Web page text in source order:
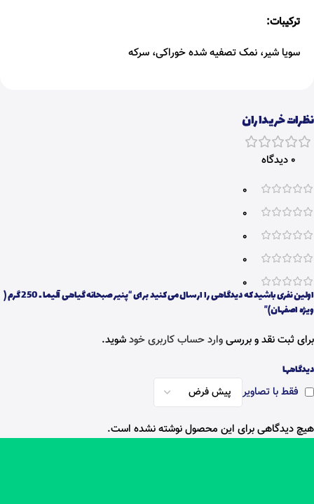
ترکیبات:
سویا شیر، نمک تصفیه شده خوراکی، سرکه
نظرات خریداران
0 دیدگاه
0
0
0
0
0
دیدگاهها
فقط با تصاویر
هیچ دیدگاهی برای این محصول نوشته نشده است.
اولین نفری باشید که دیدگاهی را ارسال می کنید برای “پنیر صبحانه گیاهی آلیما ـ 250 گرم (
ویژه اصفهان)”
برای ثبت نقد و بررسیوارد حساب کاربری خودشوید.